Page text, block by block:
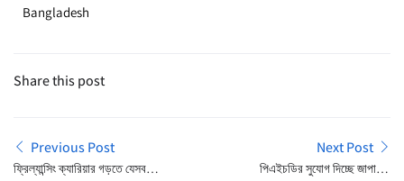
Bangladesh
Share this post
Previous Post
ফ্রিল্যান্সিং ক্যারিয়ার গড়তে যেসব
Next Post
পিএইচডির সুযোগ দিচ্ছে জাপানের